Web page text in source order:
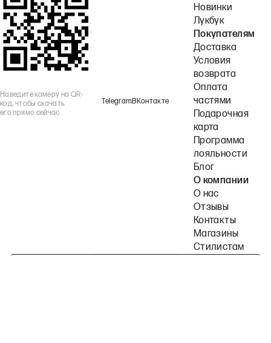
Наведите камеру на QR-
код, чтобы скачать
его прямо сейчас
TelegramВКонтакте
Новинки
Лукбук
Покупателям
Доставка
Условия
возврата
Оплата
частями
Подарочная
карта
Программа
лояльности
Блог
О компании
О нас
Отзывы
Контакты
Магазины
Стилистам